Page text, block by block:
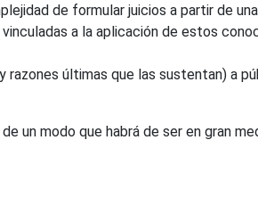
de formular juicios a partir de
a la aplicación de estos
últimas que las sustentan) a
un modo que habrá de ser en gran